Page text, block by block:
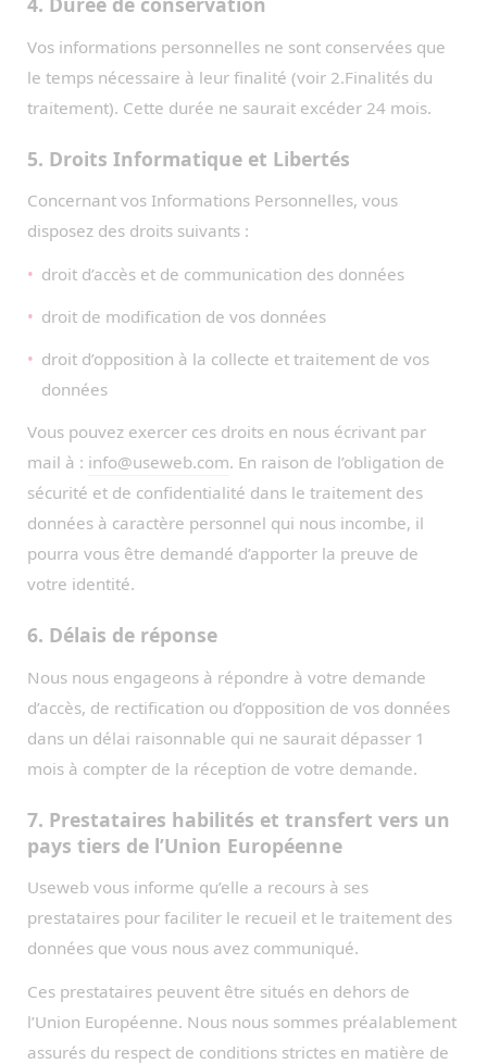
Vos informations personnelles ne sont conservées que
le temps nécessaire à leur finalité (voir 2.Finalités du
traitement). Cette durée ne saurait excéder 24 mois.
5. Droits Informatique et Libertés
Concernant vos Informations Personnelles, vous
disposez des droits suivants :
droit d’accès et de communication des données
droit de modification de vos données
droit d’opposition à la collecte et traitement de vos
données
Vous pouvez exercer ces droits en nous écrivant par
mail à : info@useweb.com. En raison de l’obligation de
sécurité et de confidentialité dans le traitement des
données à caractère personnel qui nous incombe, il
pourra vous être demandé d’apporter la preuve de
votre identité.
6. Délais de réponse
Nous nous engageons à répondre à votre demande
d’accès, de rectification ou d’opposition de vos données
dans un délai raisonnable qui ne saurait dépasser 1
mois à compter de la réception de votre demande.
7. Prestataires habilités et transfert vers un
pays tiers de l’Union Européenne
Useweb vous informe qu’elle a recours à ses
prestataires pour faciliter le recueil et le traitement des
données que vous nous avez communiqué.
Ces prestataires peuvent être situés en dehors de
l’Union Européenne. Nous nous sommes préalablement
assurés du respect de conditions strictes en matière de